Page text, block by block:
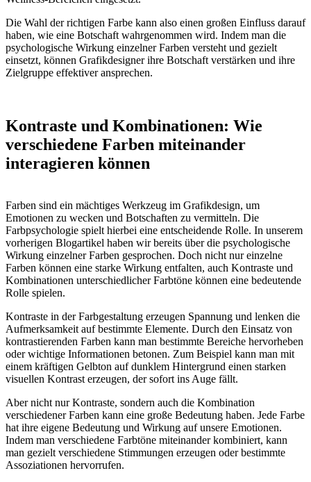
Die Wahl der richtigen Farbe kann also einen großen Einfluss darauf
haben, wie eine Botschaft wahrgenommen wird. Indem man die
psychologische Wirkung einzelner Farben versteht und gezielt
einsetzt, können Grafikdesigner ihre Botschaft verstärken und ihre
Zielgruppe effektiver ansprechen.
Kontraste und Kombinationen: Wie
verschiedene Farben miteinander
interagieren können
Farben sind ein mächtiges Werkzeug im Grafikdesign, um
Emotionen zu wecken und Botschaften zu vermitteln. Die
Farbpsychologie spielt hierbei eine entscheidende Rolle. In unserem
vorherigen Blogartikel haben wir bereits über die psychologische
Wirkung einzelner Farben gesprochen. Doch nicht nur einzelne
Farben können eine starke Wirkung entfalten, auch Kontraste und
Kombinationen unterschiedlicher Farbtöne können eine bedeutende
Rolle spielen.
Kontraste in der Farbgestaltung erzeugen Spannung und lenken die
Aufmerksamkeit auf bestimmte Elemente. Durch den Einsatz von
kontrastierenden Farben kann man bestimmte Bereiche hervorheben
oder wichtige Informationen betonen. Zum Beispiel kann man mit
einem kräftigen Gelbton auf dunklem Hintergrund einen starken
visuellen Kontrast erzeugen, der sofort ins Auge fällt.
Aber nicht nur Kontraste, sondern auch die Kombination
verschiedener Farben kann eine große Bedeutung haben. Jede Farbe
hat ihre eigene Bedeutung und Wirkung auf unsere Emotionen.
Indem man verschiedene Farbtöne miteinander kombiniert, kann
man gezielt verschiedene Stimmungen erzeugen oder bestimmte
Assoziationen hervorrufen.